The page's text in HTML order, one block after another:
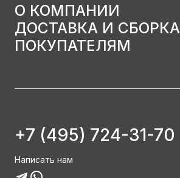
О КОМПАНИИ
ДОСТАВКА И СБОРКА
ПОКУПАТЕЛЯМ
+7 (495) 724-31-70
Написать нам